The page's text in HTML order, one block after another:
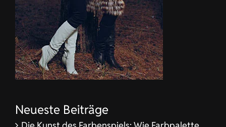
Neueste Beiträge